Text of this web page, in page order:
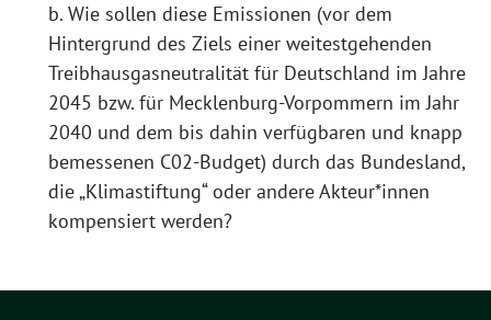
b. Wie sollen diese Emissionen (vor dem
Hintergrund des Ziels einer weitestgehenden
Treibhausgasneutralität für Deutschland im Jahre
2045 bzw. für Mecklenburg-Vorpommern im Jahr
2040 und dem bis dahin verfügbaren und knapp
bemessenen C02-Budget) durch das Bundesland,
die „Klimastiftung“ oder andere Akteur*innen
kompensiert werden?